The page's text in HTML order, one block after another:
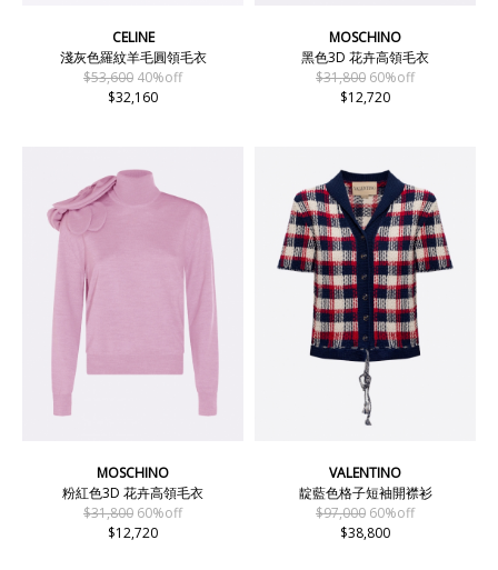
CELINE
淺灰色羅紋羊毛圓領毛衣
$53,600 40%off
$32,160
MOSCHINO
黑色3D 花卉高領毛衣
$31,800 60%off
$12,720
MOSCHINO
粉紅色3D 花卉高領毛衣
$31,800 60%off
$12,720
VALENTINO
靛藍色格子短袖開襟衫
$97,000 60%off
$38,800